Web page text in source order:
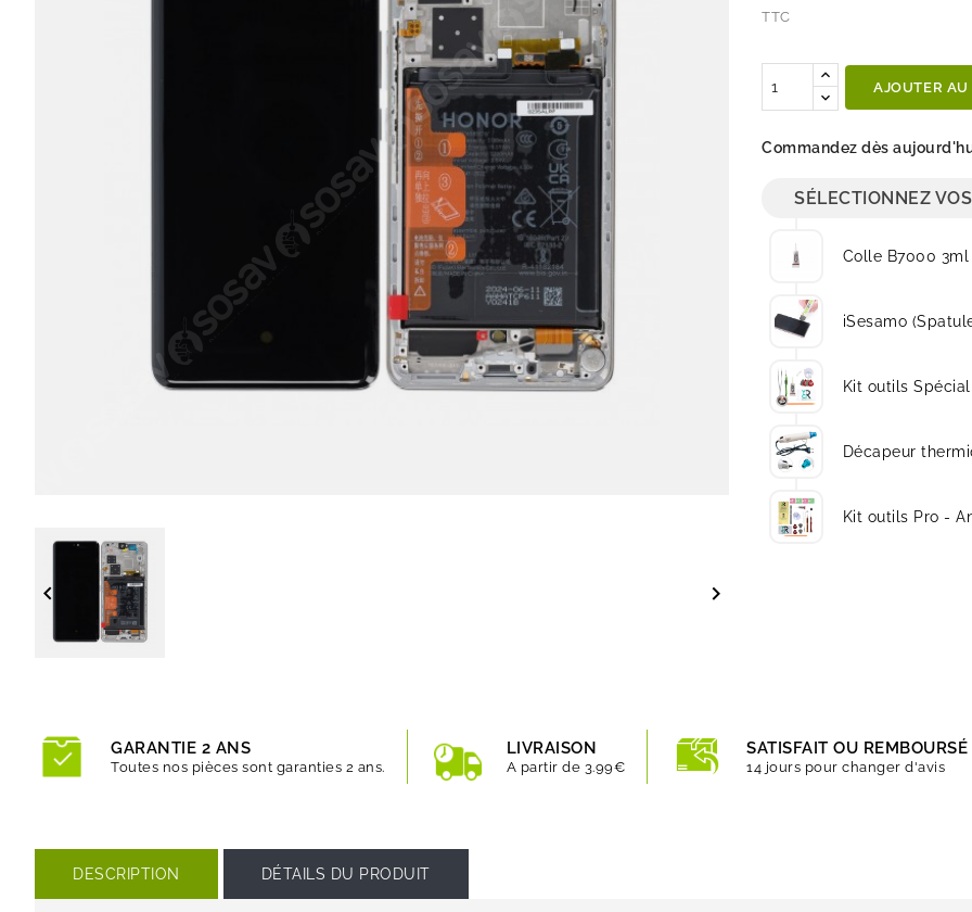
 
TTC
AJOUTER AU
Commandez dès
SÉLECTIONNEZ
Colle B7000 3ml
iSesamo
Kit outils Spécial
Décapeur
Kit outils Pro -
GARANTIE 2 ANS
Toutes nos pièces sont garanties 2 ans.
LIVRAISON
A partir de 3.99€
SATISFAIT OU REMBOURSÉ
14 jours pour changer d'avis
DESCRIPTION DÉTAILS DU PRODUIT